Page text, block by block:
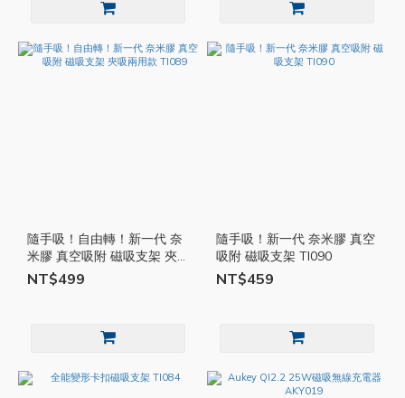
隨手吸！自由轉！新一代 奈
米膠 真空吸附 磁吸支架 夾
吸兩用款 TI089
NT$499
隨手吸！新一代 奈米膠 真空
吸附 磁吸支架 TI090
NT$459